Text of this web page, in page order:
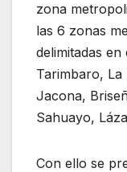
zona
las 6 zonas
delimitadas
Tarimbaro, La
Jacona,
Sahuayo,
Con ello se